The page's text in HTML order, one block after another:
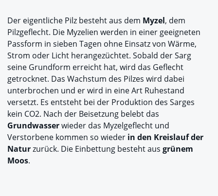
Der eigentliche Pilz besteht aus dem Myzel, dem
Pilzgeflecht. Die Myzelien werden in einer geeigneten
Passform in sieben Tagen ohne Einsatz von Wärme,
Strom oder Licht herangezüchtet. Sobald der Sarg
seine Grundform erreicht hat, wird das Geflecht
getrocknet. Das Wachstum des Pilzes wird dabei
unterbrochen und er wird in eine Art Ruhestand
versetzt. Es entsteht bei der Produktion des Sarges
kein CO2. Nach der Beisetzung belebt das
Grundwasserwieder das Myzelgeflecht und
Verstorbene kommen so wieder in den Kreislauf der
Naturzurück. Die Einbettung besteht aus grünem
Moos.